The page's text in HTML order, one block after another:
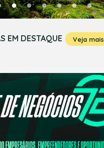
EM DESTAQUE Veja mais